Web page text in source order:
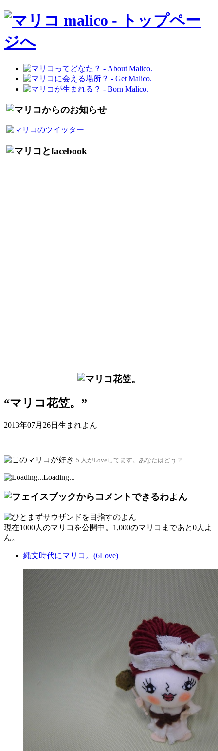
“マリコ花笠。”
2013年07月26日生まれよん
5 人がLoveしてます。あなたはどう？
Loading...
現在1000人 のマリコを公開中。1,000のマリコまであと0人 よ
ん。
縄文時代にマリコ。(6Love)